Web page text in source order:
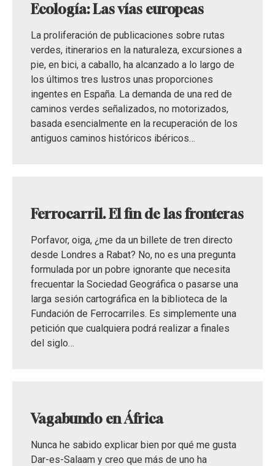
Ecología: Las vías europeas
La proliferación de publicaciones sobre rutas
verdes, itinerarios en la naturaleza, excursiones a
pie, en bici, a caballo, ha alcanzado a lo largo de
los últimos tres lustros unas proporciones
ingentes en España. La demanda de una red de
caminos verdes señalizados, no motorizados,
basada esencialmente en la recuperación de los
antiguos caminos históricos ibéricos…
Ferrocarril. El fin de las fronteras
Porfavor, oiga, ¿me da un billete de tren directo
desde Londres a Rabat? No, no es una pregunta
formulada por un pobre ignorante que necesita
frecuentar la Sociedad Geográfica o pasarse una
larga sesión cartográfica en la biblioteca de la
Fundación de Ferrocarriles. Es simplemente una
petición que cualquiera podrá realizar a finales
del siglo…
Vagabundo en África
Nunca he sabido explicar bien por qué me gusta
Dar-es-Salaam y creo que más de uno ha